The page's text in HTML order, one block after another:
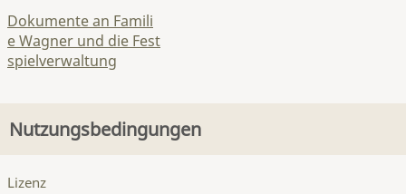
Dokumente an Famili
e Wagner und die Fest
spielverwaltung
Nutzungsbedingungen
Lizenz